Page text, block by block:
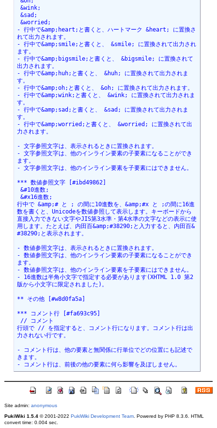
Site admin: anonymous
PukiWiki 1.5.4© 2001-2022 PukiWiki Development Team. Powered by PHP 8.3.6. HTML
convert time: 0.004 sec.